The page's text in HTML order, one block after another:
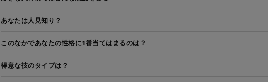
あなたは人見知り？
このなかであなたの性格に1番当てはまるのは？
得意な技のタイプは？